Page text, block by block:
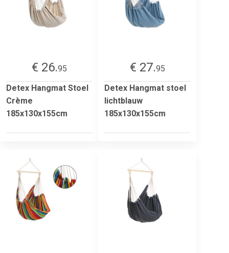
€ 26.95
Detex Hangmat Stoel
Crème
185x130x155cm
€ 27.95
Detex Hangmat stoel
lichtblauw
185x130x155cm